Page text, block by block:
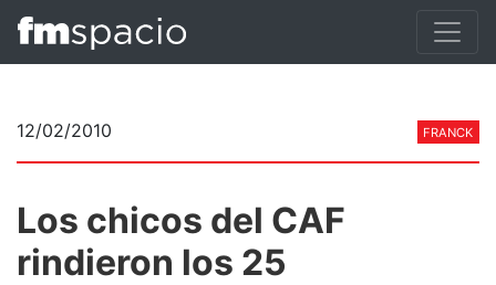
12/02/2010 FRANCK
Los chicos del CAF
rindieron los 25